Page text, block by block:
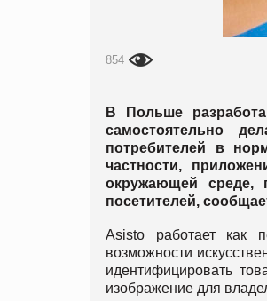
854
В Польше
самостоятельно
потребителей в
частности,
окружающей среде,
посетителей,
Asisto работает как
возможности
идентифицировать
изображение для